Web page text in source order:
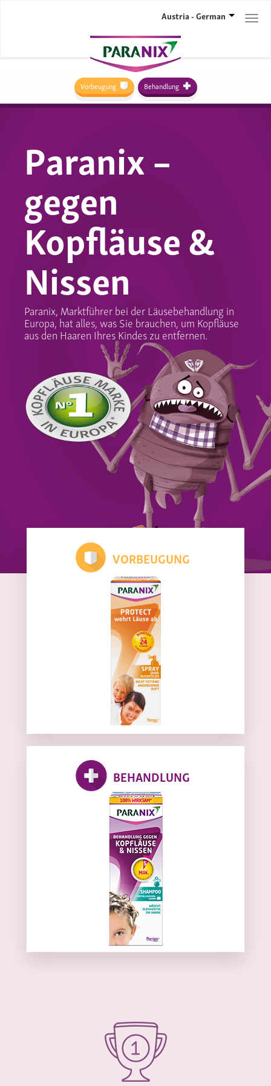
Austria - German
Vorbeugung Behandlung
Paranix –
gegen
Kopfläuse &
Nissen
Paranix, Marktführer bei der Läusebehandlung in
Europa, hat alles, was Sie brauchen, um Kopfläuse
aus den Haaren Ihres Kindes zu entfernen.
VORBEUGUNG
BEHANDLUNG